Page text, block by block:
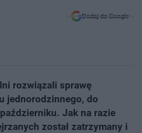
Dodaj do Google
rozwiązali sprawę
jednorodzinnego, do
Jak na razie
został zatrzymany i